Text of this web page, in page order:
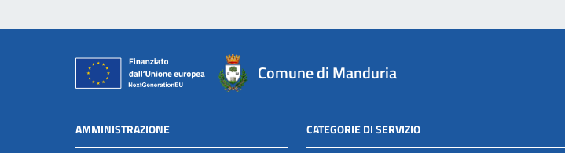
Comune di Manduria
AMMINISTRAZIONE CATEGORIE DI SERVIZIO